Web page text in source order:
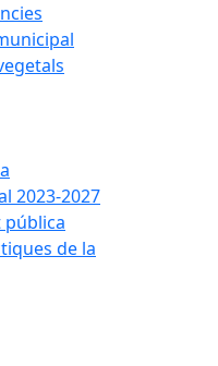
2023-2027
de la